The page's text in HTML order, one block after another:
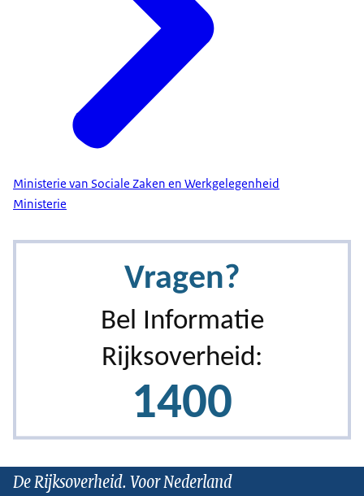
Ministerie van Sociale Zaken en Werkgelegenheid
Ministerie
De Rijksoverheid. Voor Nederland